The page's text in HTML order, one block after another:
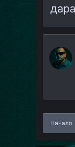
дара
Начало